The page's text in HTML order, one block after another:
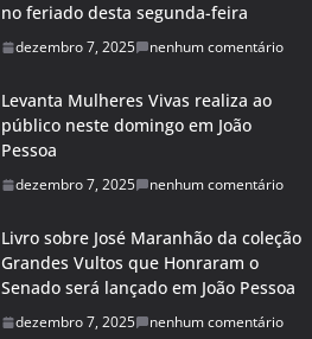
no feriado desta segunda-feira
dezembro 7, 2025 nenhum comentário
Levanta Mulheres Vivas realiza ao
público neste domingo em João
Pessoa
dezembro 7, 2025 nenhum comentário
Livro sobre José Maranhão da coleção
Grandes Vultos que Honraram o
Senado será lançado em João Pessoa
dezembro 7, 2025 nenhum comentário